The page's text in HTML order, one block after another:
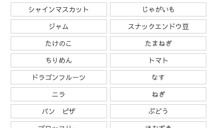
シャインマスカット
じゃがいも
ジャム
スナックエンドウ豆
たけのこ
たまねぎ
ちりめん
トマト
ドラゴンフルーツ
なす
ニラ
ねぎ
パン ピザ
ぶどう